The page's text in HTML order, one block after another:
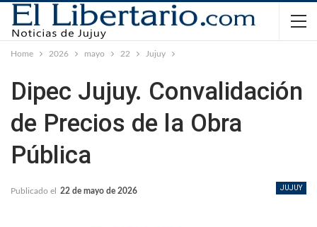
Home 2026 mayo 22 Jujuy
Dipec Jujuy. Convalidación
de Precios de la Obra
Pública
JUJUY
Publicado el 22 de mayo de 2026